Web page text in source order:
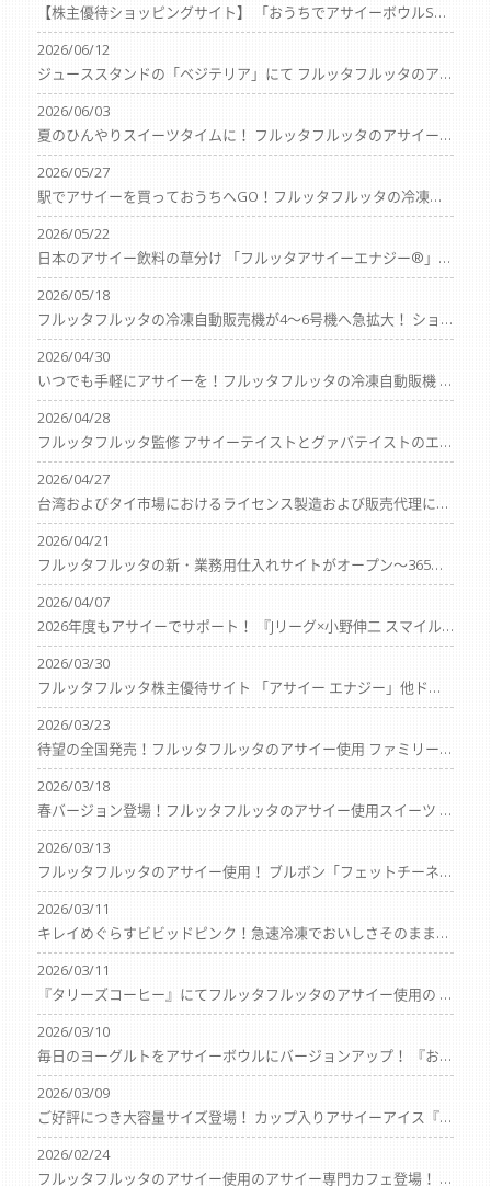
【株主優待ショッピングサイト】 「おうちでアサイーボウルS」他アサイー・アマゾンフルーツ商品の販売をスタート！ ～フルッタフルッタ株主優待サイトの商品ラインナップを大幅拡充～
2026/06/12
ジューススタンドの「ベジテリア」にて フルッタフルッタのアサイーを使用したアサイーボウルが 6月中旬より販売開始！
2026/06/03
夏のひんやりスイーツタイムに！ フルッタフルッタのアサイー＆ピタヤ使用メニューが 『ドトール珈琲農園・ドトール珈琲店』にて期間限定でスタート！
2026/05/27
駅でアサイーを買っておうちへGO！フルッタフルッタの冷凍自動販機 第7号機を東急田園都市線青葉台駅にて稼働開始
2026/05/22
日本のアサイー飲料の草分け 「フルッタアサイーエナジー®」が発売20周年！ 総勢140名様に当たる「20周年感謝キャンペーン」を6月1日（月）より開催
2026/05/18
フルッタフルッタの冷凍自動販売機が4～6号機へ急拡大！ ショーケース型も初導入しアリオ3店舗にて設置開始
2026/04/30
いつでも手軽にアサイーを！フルッタフルッタの冷凍自動販機 待望の2号機、3号機が横浜で始動開始！
2026/04/28
フルッタフルッタ監修 アサイーテイストとグァバテイストのエナジードリンク2種類が 全国のセブン－イレブンで4月下旬より販売開始！
2026/04/27
台湾およびタイ市場におけるライセンス製造および販売代理に関する 基本合意書（MOU）締結のお知らせ
2026/04/21
フルッタフルッタの新・業務用仕入れサイトがオープン～365日出荷・当日発送対応で「仕入れのリードタイム」を大幅に短縮～
2026/04/07
2026年度もアサイーでサポート！ 『Jリーグ×小野伸二 スマイルフットボールツアー』 支援継続のお知らせ
2026/03/30
フルッタフルッタ株主優待サイト 「アサイー エナジー」他ドリンク商品の販売をスタート 【数量限定】今なら大容量のアサイーエナジー 720gを無料プレゼント
2026/03/23
待望の全国発売！フルッタフルッタのアサイー使用 ファミリーマート限定ヨーグルトドリンク 3月下旬より販売開始！
2026/03/18
春バージョン登場！フルッタフルッタのアサイー使用スイーツ 『ドトール珈琲農園・ドトール珈琲店』にて 期間限定で販売中！
2026/03/13
フルッタフルッタのアサイー使用！ ブルボン「フェットチーネグミアサイーボウル味」 3月17日（火）新発売！
2026/03/11
キレイめぐらすビビッドピンク！急速冷凍でおいしさそのまま！ 『レッドドラゴンフルーツ 完熟カットピタヤ』 2026年3月30日（月）新発売！
2026/03/11
『タリーズコーヒー』にてフルッタフルッタのアサイー使用の 季節限定ドリンク「ハニーアサイースワークル®」が 3月18日（水）から全店で期間限定販売開始
2026/03/10
毎日のヨーグルトをアサイーボウルにバージョンアップ！ 『おうちでアサイーボウル® ヨーグルトにかけるだけ』 2026年3月30日（月）新発売
2026/03/09
ご好評につき大容量サイズ登場！ カップ入りアサイーアイス『おうちでアサイーボウル® M』 3月30日（月）より販売開始！
2026/02/24
フルッタフルッタのアサイー使用のアサイー専門カフェ登場！ 『SUGARY』（シュガリー）恵比寿店オープン！